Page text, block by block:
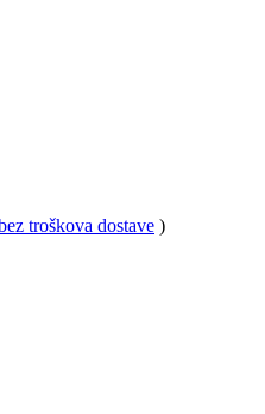
troškova dostave )